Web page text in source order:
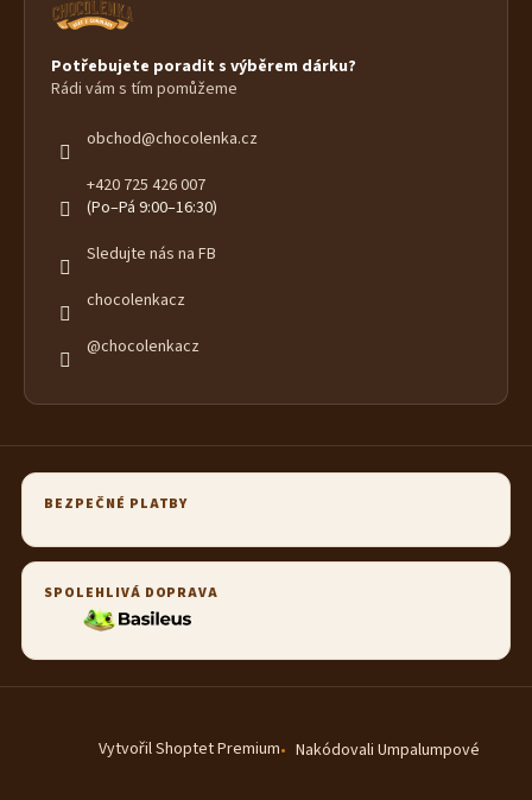
Potřebujete poradit s výběrem dárku?
Rádi vám s tím pomůžeme
obchod@chocolenka.cz
+420 725 426 007
(Po–Pá 9:00–16:30)
Sledujte nás na FB
chocolenkacz
@chocolenkacz
BEZPEČNÉ PLATBY
SPOLEHLIVÁ DOPRAVA
Vytvořil Shoptet Premium Nakódovali Umpalumpové